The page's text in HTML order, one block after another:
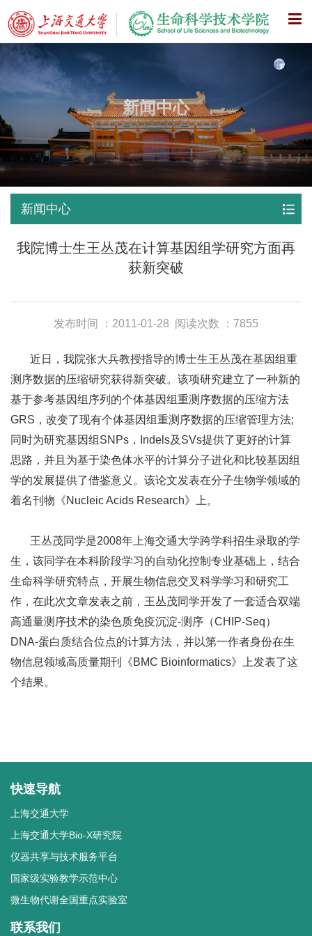
X
新闻中心
新闻中心
我院博士生王丛茂在计算基因组学研究方面再
获新突破
发布时间 ：2011-01-28 阅读次数 ：7855
近日，我院张大兵教授指导的博士生王丛茂在基因组重
测序数据的压缩研究获得新突破。该项研究建立了一种新的
基于参考基因组序列的个体基因组重测序数据的压缩方法
GRS，改变了现有个体基因组重测序数据的压缩管理方法;
同时为研究基因组SNPs，Indels及SVs提供了更好的计算
思路，并且为基于染色体水平的计算分子进化和比较基因组
学的发展提供了借鉴意义。该论文发表在分子生物学领域的
着名刊物《Nucleic Acids Research》上。
王丛茂同学是2008年上海交通大学跨学科招生录取的学
生，该同学在本科阶段学习的自动化控制专业基础上，结合
生命科学研究特点，开展生物信息交叉科学学习和研究工
作，在此次文章发表之前，王丛茂同学开发了一套适合双端
高通量测序技术的染色质免疫沉淀-测序（CHIP-Seq）
DNA-蛋白质结合位点的计算方法，并以第一作者身份在生
物信息领域高质量期刊《BMC Bioinformatics》上发表了这
个结果。
快速导航
上海交通大学
上海交通大学Bio-X研究院
仪器共享与技术服务平台
国家级实验教学示范中心
微生物代谢全国重点实验室
联系我们